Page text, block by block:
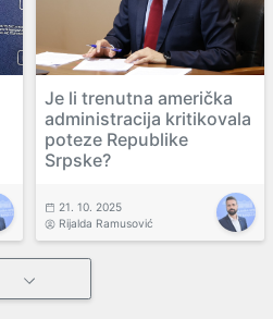
Je li trenutna američka
administracija kritikovala
poteze Republike
Srpske?
21. 10. 2025
Rijalda Ramusović